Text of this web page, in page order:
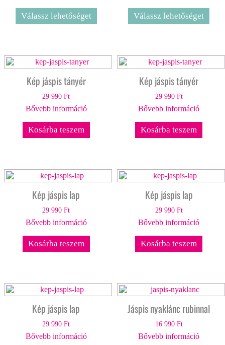
Válassz lehetőséget Válassz lehetőséget
Kép jáspis tányér
29 990Ft
Bővebb információ
Kosárba teszem
Kép jáspis tányér
29 990 Ft
Bővebb információ
Kosárba teszem
Kép jáspis lap
29 990Ft
Bővebb információ
Kosárba teszem
Kép jáspis lap
29 990 Ft
Bővebb információ
Kosárba teszem
Kép jáspis lap
29 990Ft
Bővebb információ
Jáspis nyaklánc rubinnal
16 990 Ft
Bővebb információ